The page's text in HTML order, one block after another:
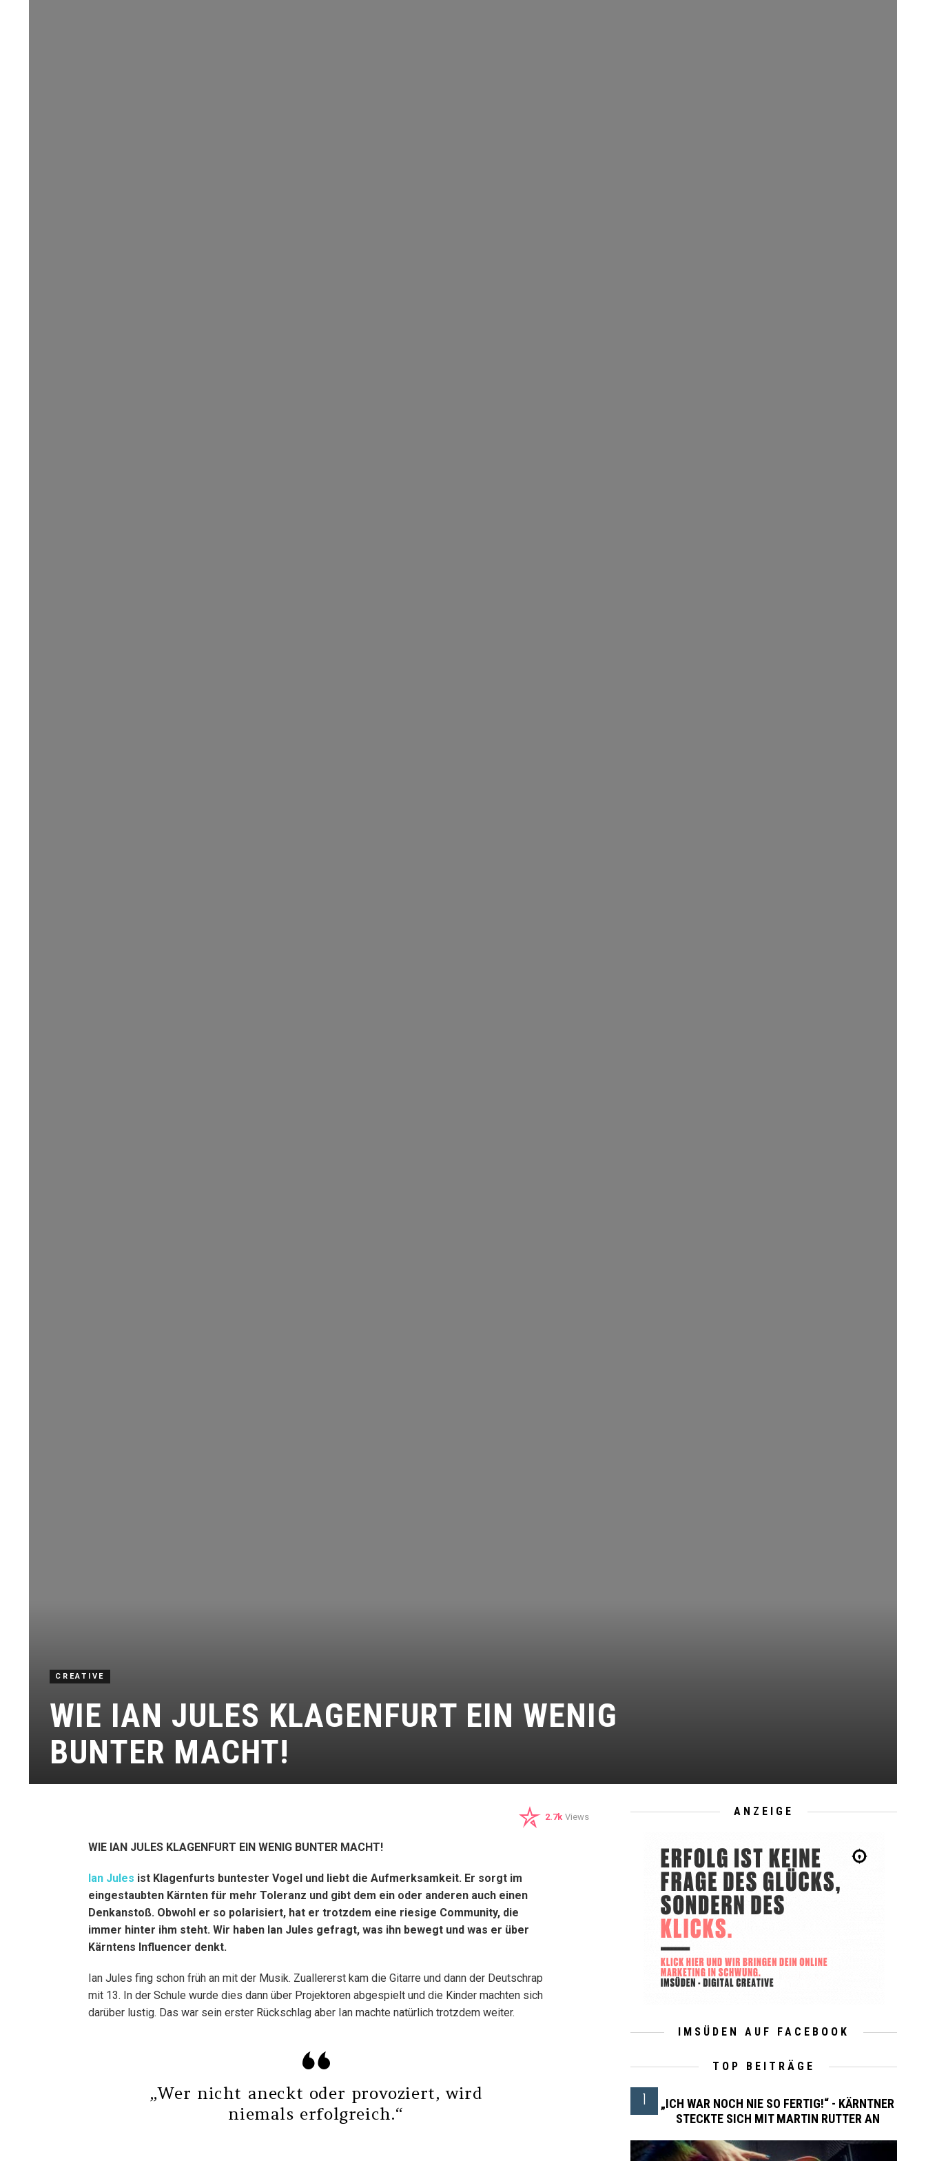
CREATIVE
WIE IAN JULES KLAGENFURT EIN WENIG
BUNTER MACHT!
2.7k Views
WIE IAN JULES KLAGENFURT EIN WENIG BUNTER MACHT!
Ian Jules ist Klagenfurts buntester Vogel und liebt die Aufmerksamkeit. Er sorgt im
eingestaubten Kärnten für mehr Toleranz und gibt dem ein oder anderen auch einen
Denkanstoß. Obwohl er so polarisiert, hat er trotzdem eine riesige Community, die
immer hinter ihm steht. Wir haben Ian Jules gefragt, was ihn bewegt und was er über
Kärntens Influencer denkt.
Ian Jules fing schon früh an mit der Musik. Zuallererst kam die Gitarre und dann der Deutschrap
mit 13. In der Schule wurde dies dann über Projektoren abgespielt und die Kinder machten sich
darüber lustig. Das war sein erster Rückschlag aber Ian machte natürlich trotzdem weiter.
„Wer nicht aneckt oder provoziert, wird
niemals erfolgreich.“
ANZEIGE
IMSÜDEN AUF FACEBOOK
TOP BEITRÄGE
„ICH WAR NOCH NIE SO FERTIG!“ - KÄRNTNER
STECKTE SICH MIT MARTIN RUTTER AN